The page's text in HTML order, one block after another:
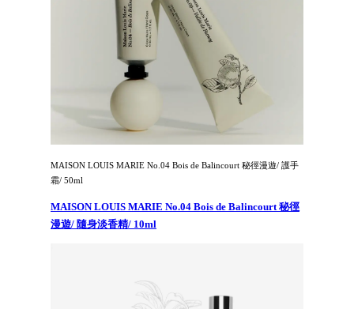
MAISON LOUIS MARIE No.04 Bois de Balincourt 秘徑漫遊/ 護手
霜/ 50ml
MAISON LOUIS MARIE No.04 Bois de Balincourt 秘徑
漫遊/ 隨身淡香精/ 10ml